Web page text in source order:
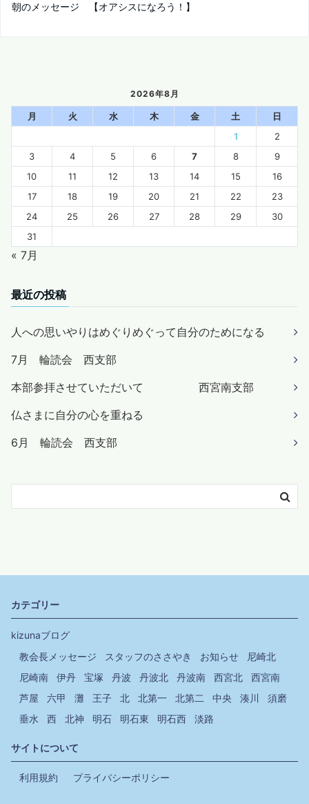
朝のメッセージ 【オアシスになろう！】
2026年8月
月 火 水 木 金 土
日
1
2
3
4 5 6 7 8
9
10
11 12 13 14 15
16
17
18 19 20 21 22
23
24
25 26 27 28 29
30
31
« 7月
最近の投稿
人への思いやりはめぐりめぐって自分のためになる
7月 輪読会 西支部
本部参拝させていただいて 西宮南支部
仏さまに自分の心を重ねる
6月 輪読会 西支部
カテゴリー
kizunaブログ
教会長メッセージ
スタッフのささやき お知らせ
尼崎北
尼崎南
伊丹 宝塚 丹波 丹波北 丹波南 西宮北
西宮南
芦屋
六甲 灘 王子 北 北第一 北第二 中央 湊川
須磨
垂水
西 北神 明石 明石東 明石西 淡路
サイトについて
利用規約 プライバシーポリシー